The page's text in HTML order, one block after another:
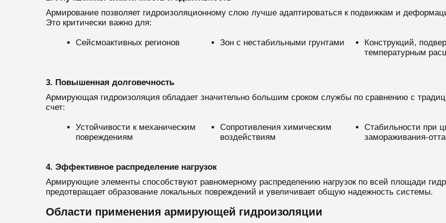
Армирование позволяет гидроизоляционному слою лучше адаптироваться к подвижкам и
Это критически важно для:
Сейсмоактивных регионов Зон с нестабильными грунтами
Конструкций,
температурным
3. Повышенная долговечность
Армирующая гидроизоляция обладает значительно большим сроком службы по сравнению с
счет:
Устойчивости к механическим
повреждениям
Сопротивления химическим
воздействиям
Стабильности при
замораживания-
4. Эффективное распределение нагрузок
Армирующие элементы способствуют равномерному распределению нагрузок по всей площади
предотвращает образование локальных повреждений и увеличивает общую надежность системы.
Области применения армирующей гидроизоляции